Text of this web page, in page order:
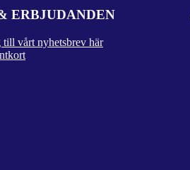
ERBJUDANDEN
vårt nyhetsbrev här